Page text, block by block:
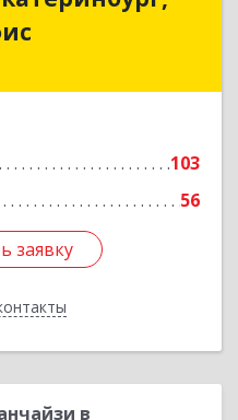
103
56
заявку
офис
ул, строение 29,
Подробнее
заявку
в